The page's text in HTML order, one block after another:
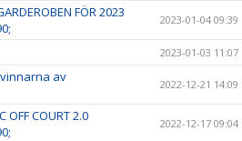
FÖR 2023
2023-01-04 09:39
2023-01-03 11:07
av
2022-12-21 14:09
OFF COURT 2.0
2022-12-17 09:04